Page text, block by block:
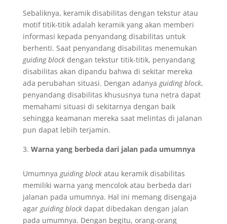
Sebaliknya, keramik disabilitas dengan tekstur atau
motif titik-titik adalah keramik yang akan memberi
informasi kepada penyandang disabilitas untuk
berhenti. Saat penyandang disabilitas menemukan
guiding blockdengan tekstur titik-titik, penyandang
disabilitas akan dipandu bahwa di sekitar mereka
ada perubahan situasi. Dengan adanya guiding block,
penyandang disabilitas khususnya tuna netra dapat
memahami situasi di sekitarnya dengan baik
sehingga keamanan mereka saat melintas di jalanan
pun dapat lebih terjamin.
Warna yang berbeda dari jalan pada umumnya
Umumnya guiding blockatau keramik disabilitas
memiliki warna yang mencolok atau berbeda dari
jalanan pada umumnya. Hal ini memang disengaja
agar guiding blockdapat dibedakan dengan jalan
pada umumnya. Dengan begitu, orang-orang